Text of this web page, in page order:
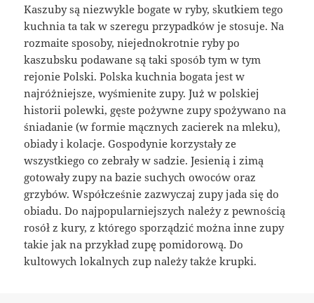
Kaszuby są niezwykle bogate w ryby, skutkiem tego
kuchnia ta tak w szeregu przypadków je stosuje. Na
rozmaite sposoby, niejednokrotnie ryby po
kaszubsku podawane są taki sposób tym w tym
rejonie Polski. Polska kuchnia bogata jest w
najróżniejsze, wyśmienite zupy. Już w polskiej
historii polewki, gęste pożywne zupy spożywano na
śniadanie (w formie mącznych zacierek na mleku),
obiady i kolacje. Gospodynie korzystały ze
wszystkiego co zebrały w sadzie. Jesienią i zimą
gotowały zupy na bazie suchych owoców oraz
grzybów. Współcześnie zazwyczaj zupy jada się do
obiadu. Do najpopularniejszych należy z pewnością
rosół z kury, z którego sporządzić można inne zupy
takie jak na przykład zupę pomidorową. Do
kultowych lokalnych zup należy także krupki.